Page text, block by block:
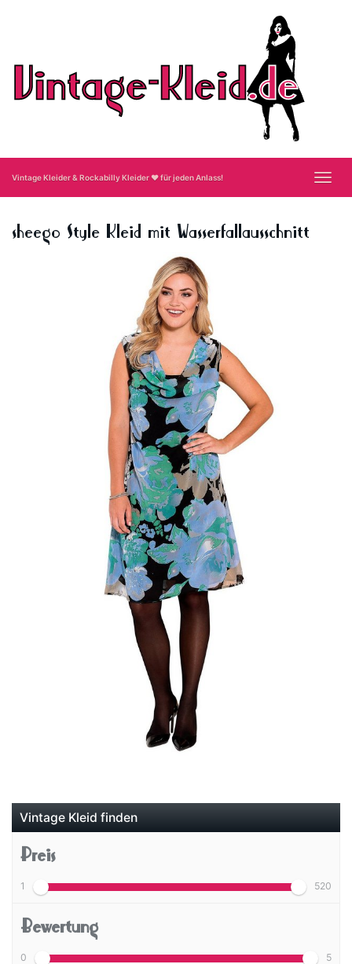
Vintage Kleider & Rockabilly Kleider ❤ für jeden Anlass!
sheego Style Kleid mit Wasserfallausschnitt
Vintage Kleid finden
Preis
1 520
Bewertung
0 5